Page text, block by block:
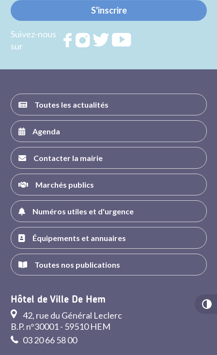
S'inscrire
Suivez-nous
sur
RejoignezRejoignezRejoignez
Toutes les actualités
Agenda
Contacter la mairie
Marchés publics
Numéros utiles et d'urgence
Équipements et annuaires
Toutes nos publications
Hôtel de Ville De Hem
42, rue du Général Leclerc
B.P. n°30001 - 59510 HEM
03 20 66 58 00